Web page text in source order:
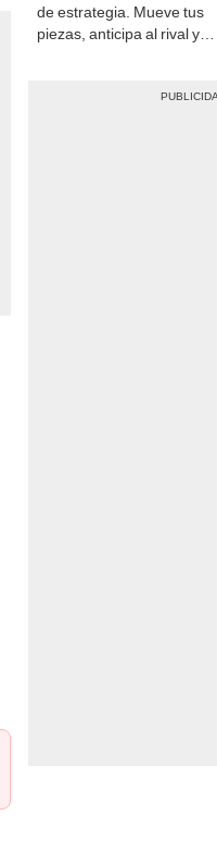
de estrategia. Mueve tus
piezas, anticipa al rival y